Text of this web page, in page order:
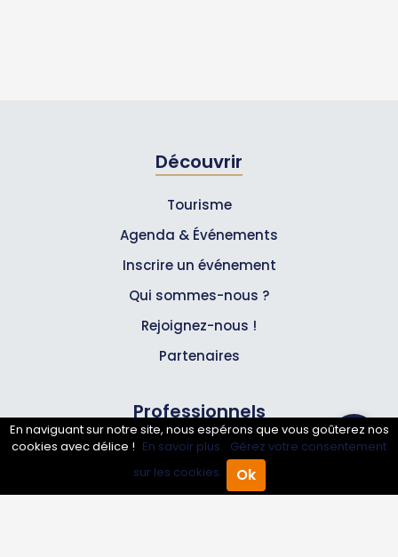
Annuaire Pro Agenda
Découvrir
Tourisme
Agenda & Événements
Inscrire un événement
Qui sommes-nous ?
Rejoignez-nous !
Partenaires
Professionnels
Annuaire pro
Inscrire mon entreprise
En naviguant sur notre site, nous espérons que vous goûterez nos
cookies avec délice ! En savoir plus. Gérez votre consentement
sur les cookies.
Ok